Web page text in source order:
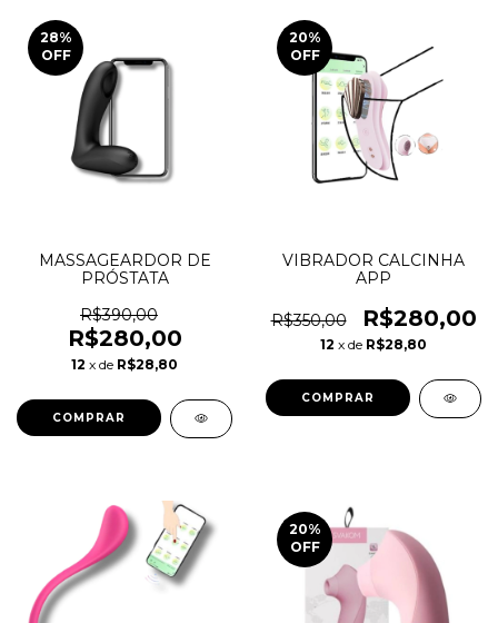
28%
OFF
MASSAGEARDOR DE
PRÓSTATA
R$390,00
R$280,00
12 x de R$28,80
20%
OFF
VIBRADOR CALCINHA
APP
R$350,00 R$280,00
12 x de R$28,80
COMPRAR
20%
OFF